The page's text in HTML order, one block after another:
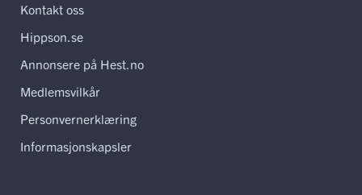
Kontakt oss
Hippson.se
Annonsere på Hest.no
Medlemsvilkår
Personvernerklæring
Informasjonskapsler